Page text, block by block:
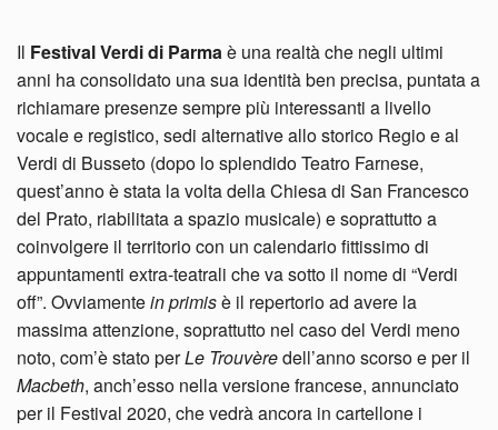
Il Festival Verdi di Parmaè una realtà che negli ultimi
anni ha consolidato una sua identità ben precisa, puntata a
richiamare presenze sempre più interessanti a livello
vocale e registico, sedi alternative allo storico Regio e al
Verdi di Busseto (dopo lo splendido Teatro Farnese,
quest’anno è stata la volta della Chiesa di San Francesco
del Prato, riabilitata a spazio musicale) e soprattutto a
coinvolgere il territorio con un calendario fittissimo di
appuntamenti extra-teatrali che va sotto il nome di “Verdi
off”. Ovviamentein primisè il repertorio ad avere la
massima attenzione, soprattutto nel caso del Verdi meno
noto, com’è stato perLe Trouvèredell’anno scorso e per il
Macbeth, anch’esso nella versione francese, annunciato
per il Festival 2020, che vedrà ancora in cartellone i